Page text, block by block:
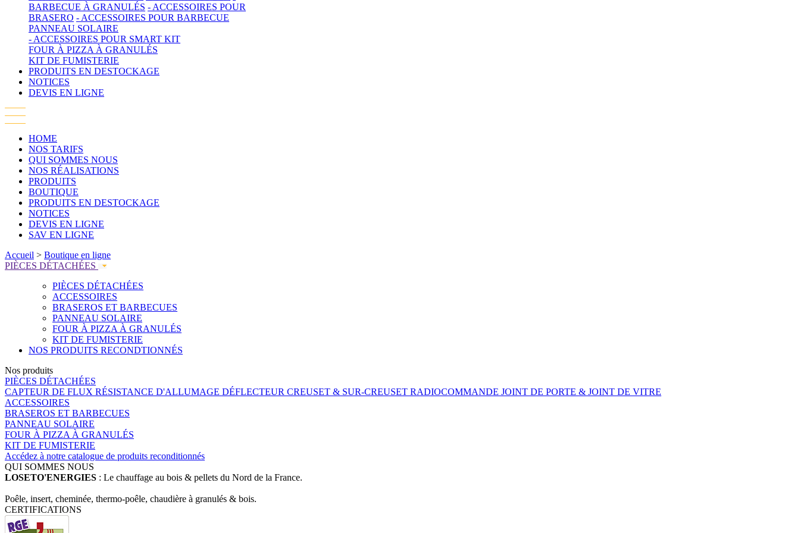
BARBECUE À GRANULÉS - ACCESSOIRES POUR
BRASERO - ACCESSOIRES POUR BARBECUE
PANNEAU SOLAIRE
- ACCESSOIRES POUR SMART KIT
FOUR À PIZZA À GRANULÉS
KIT DE FUMISTERIE
PRODUITS EN DESTOCKAGE
NOTICES
DEVIS EN LIGNE
HOME
NOS TARIFS
QUI SOMMES NOUS
NOS RÉALISATIONS
PRODUITS
BOUTIQUE
PRODUITS EN DESTOCKAGE
NOTICES
DEVIS EN LIGNE
SAV EN LIGNE
Accueil > Boutique en ligne
PIÈCES DÉTACHÉES
PIÈCES DÉTACHÉES
ACCESSOIRES
BRASEROS ET BARBECUES
PANNEAU SOLAIRE
FOUR À PIZZA À GRANULÉS
KIT DE FUMISTERIE
NOS PRODUITS RECONDTIONNÉS
Nos produits
PIÈCES DÉTACHÉES
CAPTEUR DE FLUX RÉSISTANCE D'ALLUMAGE DÉFLECTEUR CREUSET & SUR-CREUSET RADIOCOMMANDE JOINT DE PORTE & JOINT DE VITRE
ACCESSOIRES
BRASEROS ET BARBECUES
PANNEAU SOLAIRE
FOUR À PIZZA À GRANULÉS
KIT DE FUMISTERIE
Accédez à notre catalogue de produits reconditionnés
QUI SOMMES NOUS
LOSETO'ENERGIES : Le chauffage au bois & pellets du Nord de la France.
Poêle, insert, cheminée, thermo-poêle, chaudière à granulés & bois.
CERTIFICATIONS